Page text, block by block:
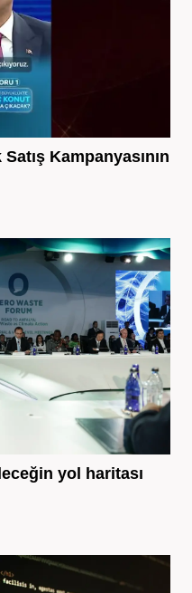
Kampanyasının
yol haritası